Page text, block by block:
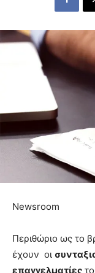
Newsroom
Περιθώριο ως το
έχουν οι
επαγγελματίες